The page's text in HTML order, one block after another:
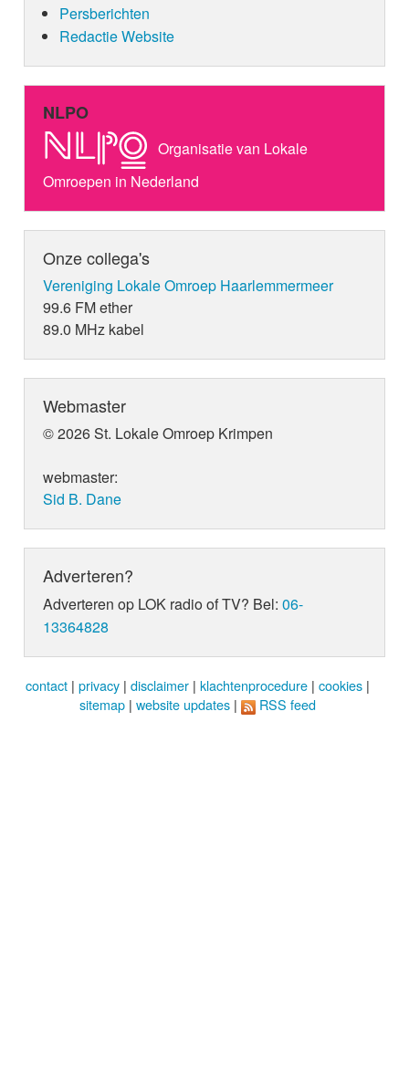
Persberichten
Redactie Website
NLPO
Organisatie van Lokale
Omroepen in Nederland
Onze collega's
Vereniging Lokale Omroep Haarlemmermeer
99.6 FM ether
89.0 MHz kabel
Webmaster
© 2026 St. Lokale Omroep Krimpen
webmaster:
Sid B. Dane
Adverteren?
Adverteren op LOK radio of TV? Bel:06-
13364828
contact | privacy | disclaimer | klachtenprocedure | cookies |
sitemap | website updates | RSS feed